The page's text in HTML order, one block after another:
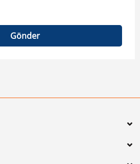
Gönder